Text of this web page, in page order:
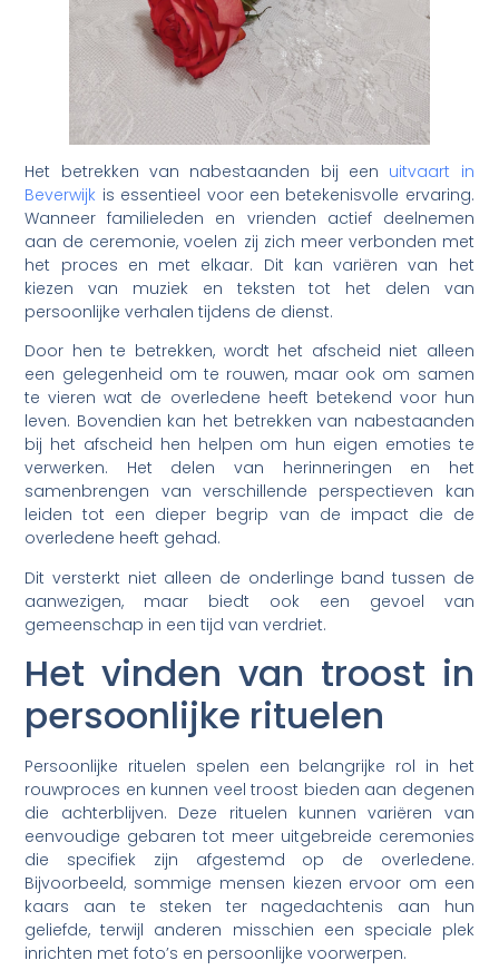
Het betrekken van nabestaanden bij een uitvaart in
Beverwijk is essentieel voor een betekenisvolle ervaring.
Wanneer familieleden en vrienden actief deelnemen
aan de ceremonie, voelen zij zich meer verbonden met
het proces en met elkaar. Dit kan variëren van het
kiezen van muziek en teksten tot het delen van
persoonlijke verhalen tijdens de dienst.
Door hen te betrekken, wordt het afscheid niet alleen
een gelegenheid om te rouwen, maar ook om samen
te vieren wat de overledene heeft betekend voor hun
leven. Bovendien kan het betrekken van nabestaanden
bij het afscheid hen helpen om hun eigen emoties te
verwerken. Het delen van herinneringen en het
samenbrengen van verschillende perspectieven kan
leiden tot een dieper begrip van de impact die de
overledene heeft gehad.
Dit versterkt niet alleen de onderlinge band tussen de
aanwezigen, maar biedt ook een gevoel van
gemeenschap in een tijd van verdriet.
Het vinden van troost in
persoonlijke rituelen
Persoonlijke rituelen spelen een belangrijke rol in het
rouwproces en kunnen veel troost bieden aan degenen
die achterblijven. Deze rituelen kunnen variëren van
eenvoudige gebaren tot meer uitgebreide ceremonies
die specifiek zijn afgestemd op de overledene.
Bijvoorbeeld, sommige mensen kiezen ervoor om een
kaars aan te steken ter nagedachtenis aan hun
geliefde, terwijl anderen misschien een speciale plek
inrichten met foto’s en persoonlijke voorwerpen.